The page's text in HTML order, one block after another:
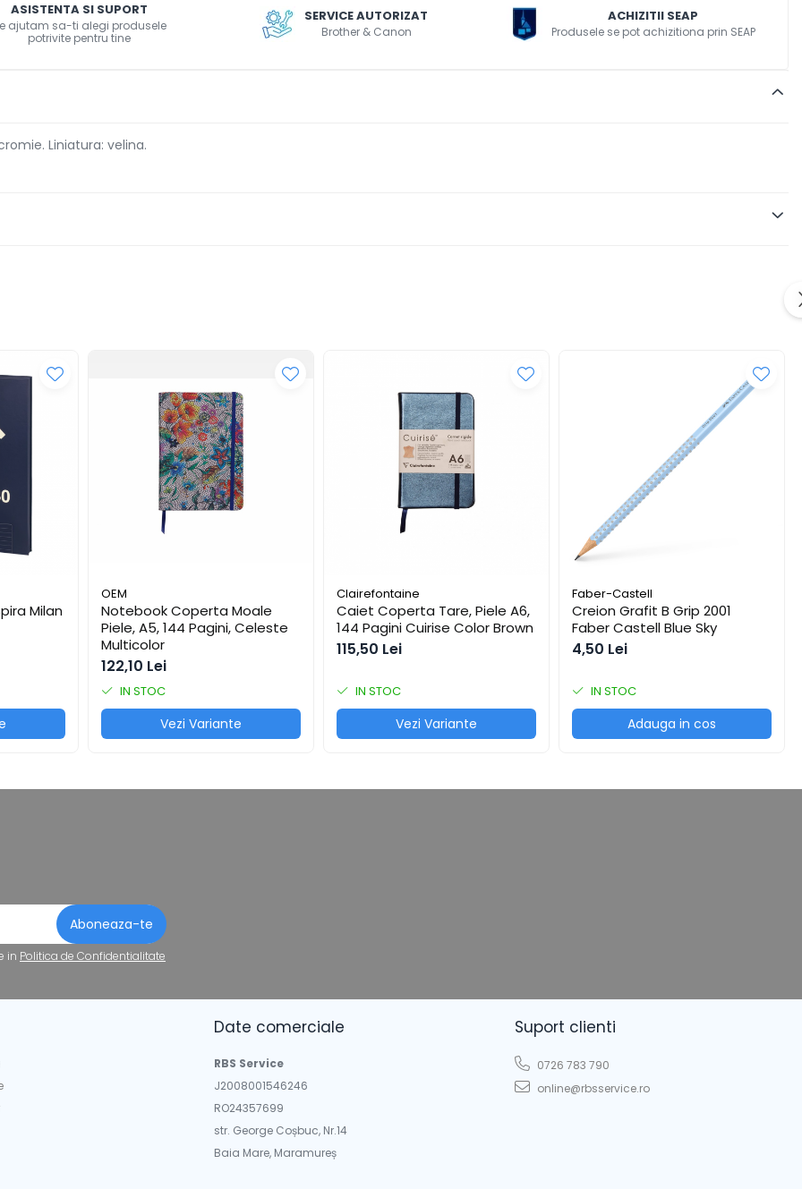
ASISTENTA SI SUPORT
ajutam sa-ti alegi produsele
potrivite pentru tine
SERVICE AUTORIZAT
Brother & Canon
ACHIZITII SEAP
Produsele se pot achizitiona prin SEAP
Liniatura: velina.
Milan
OEM
Notebook Coperta Moale
Piele, A5, 144 Pagini, Celeste
Multicolor
122,10 Lei
IN STOC
Vezi Variante
Clairefontaine
Caiet Coperta Tare, Piele A6,
144 Pagini Cuirise Color Brown
115,50 Lei
IN STOC
Vezi Variante
Faber-Castell
Creion Grafit B Grip 2001
Faber Castell Blue Sky
4,50 Lei
IN STOC
Adauga in cos
in Politica de Confidentialitate
Date comerciale
RBS Service
J2008001546246
RO24357699
str. George Coșbuc, Nr.14
Baia Mare, Maramureș
Suport clienti
0726 783 790
online@rbsservice.ro